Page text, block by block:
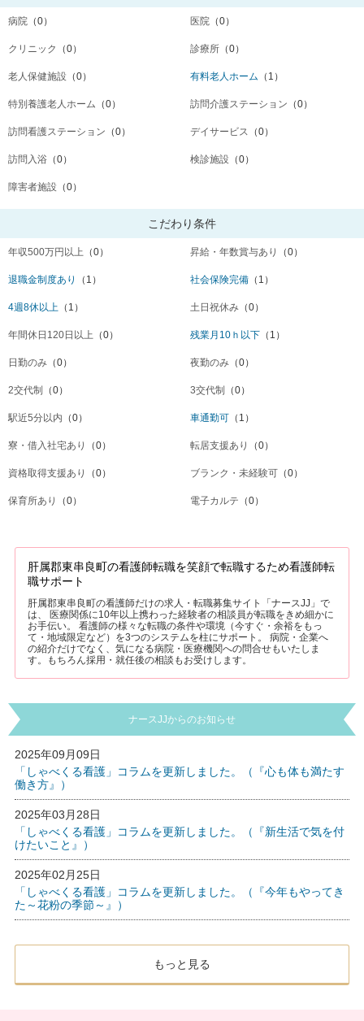
病院 （0） 医院 （0）
クリニック （0） 診療所 （0）
老人保健施設 （0） 有料老人ホーム （1）
特別養護老人ホーム （0） 訪問介護ステーション （0）
訪問看護ステーション （0） デイサービス （0）
訪問入浴 （0） 検診施設 （0）
障害者施設 （0）
こだわり条件
年収500万円以上 （0） 昇給・年数賞与あり （0）
退職金制度あり （1） 社会保険完備 （1）
4週8休以上 （1） 土日祝休み （0）
年間休日120日以上 （0） 残業月10ｈ以下 （1）
日勤のみ （0） 夜勤のみ （0）
2交代制 （0） 3交代制 （0）
駅近5分以内 （0） 車通勤可 （1）
寮・借入社宅あり （0） 転居支援あり （0）
資格取得支援あり （0） ブランク・未経験可 （0）
保育所あり （0） 電子カルテ （0）
肝属郡東串良町の看護師転職を笑顔で転職するため看護師転
職サポート
肝属郡東串良町の看護師だけの求人・転職募集サイト「ナースJJ」で
は、 医療関係に10年以上携わった経験者の相談員が転職をきめ細かに
お手伝い。 看護師の様々な転職の条件や環境（今すぐ・余裕をもっ
て・地域限定など）を3つのシステムを柱にサポート。 病院・企業へ
の紹介だけでなく、気になる病院・医療機関への問合せもいたしま
す。もちろん採用・就任後の相談もお受けします。
ナースJJからのお知らせ
2025年09月09日
「しゃべくる看護」コラムを更新しました。（『心も体も満たす
働き方』）
2025年03月28日
「しゃべくる看護」コラムを更新しました。（『新生活で気を付
けたいこと』）
2025年02月25日
「しゃべくる看護」コラムを更新しました。（『今年もやってき
た～花粉の季節～』）
もっと見る